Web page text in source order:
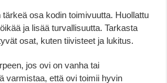
osa kodin toimivuutta. Huollattu
ja lisää turvallisuutta. Tarkasta
osat, kuten tiivisteet ja lukitus.
jos ovi on vanha tai
varmistaa, että ovi toimii hyvin